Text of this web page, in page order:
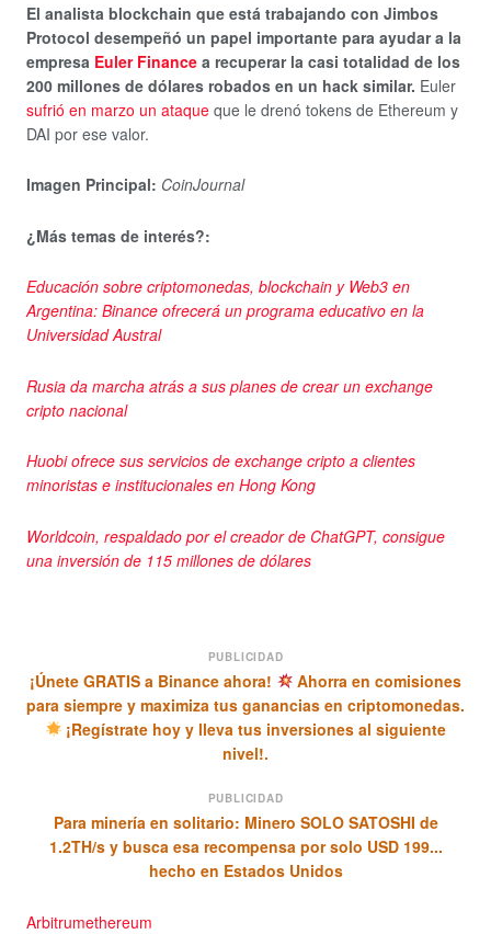
El analista blockchain que está trabajando con Jimbos
Protocol desempeñó un papel importante para ayudar a la
empresa Euler Finance a recuperar la casi totalidad de los
200 millones de dólares robados en un hack similar. Euler
sufrió en marzo un ataque que le drenó tokens de Ethereum y
DAI por ese valor.
Imagen Principal: CoinJournal
¿Más temas de interés?:
Educación sobre criptomonedas, blockchain y Web3 en
Argentina: Binance ofrecerá un programa educativo en la
Universidad Austral
Rusia da marcha atrás a sus planes de crear un exchange
cripto nacional
Huobi ofrece sus servicios de exchange cripto a clientes
minoristas e institucionales en Hong Kong
Worldcoin, respaldado por el creador de ChatGPT, consigue
una inversión de 115 millones de dólares
PUBLICIDAD
¡Únete GRATIS a Binance ahora!
Ahorra en comisiones
para siempre y maximiza tus ganancias en criptomonedas.
¡Regístrate hoy y lleva tus inversiones al siguiente
nivel!.
PUBLICIDAD
Para minería en solitario: Minero SOLO SATOSHI de
1.2TH/s y busca esa recompensa por solo USD 199...
hecho en Estados Unidos
Arbitrumethereum